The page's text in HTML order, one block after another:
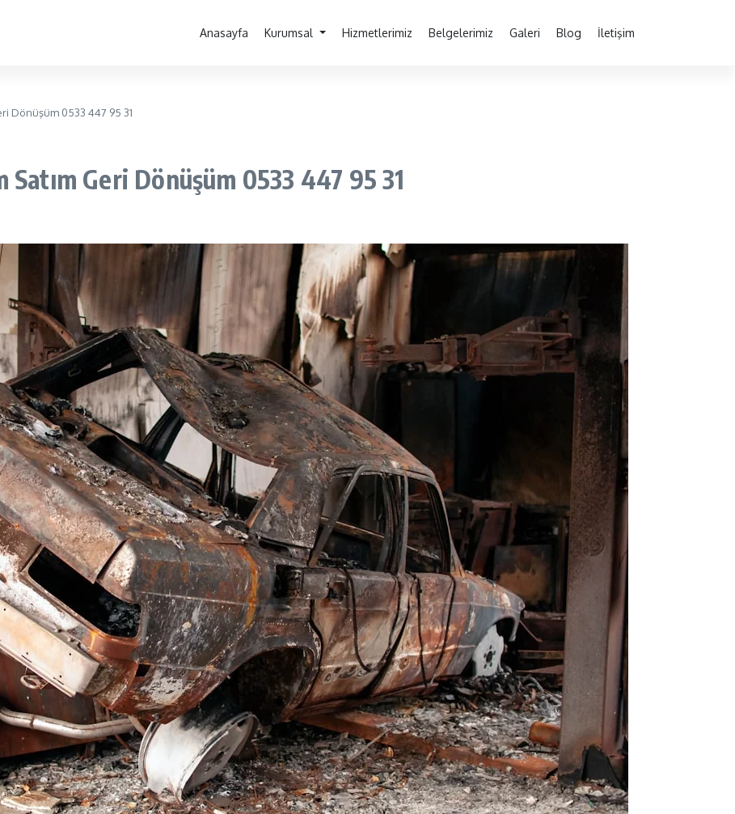
Anasayfa Kurumsal Hizmetlerimiz Belgelerimiz Galeri Blog İletişim
Dönüşüm 0533 447 95 31
Geri Dönüşüm 0533 447 95 31